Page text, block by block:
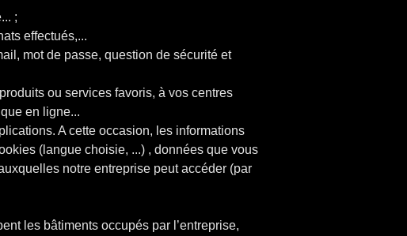
;
effectués,...
mot de passe, question de sécurité et
ou services favoris, à vos centres
en ligne...
A cette occasion, les informations
(langue choisie, ...) , données que vous
notre entreprise peut accéder (par
les bâtiments occupés par l’entreprise,